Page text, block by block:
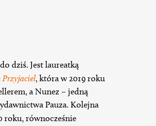
dziś. Jest laureatką
Przyjaciel, która w 2019 roku
a Nunez – jedną
Pauza. Kolejna
roku, równocześnie